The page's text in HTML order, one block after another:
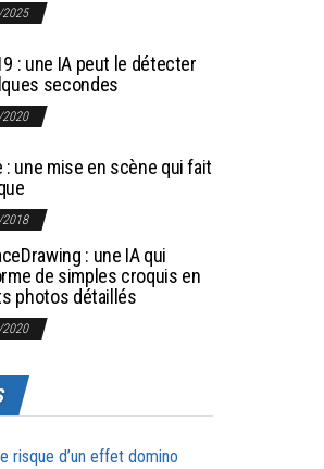
: une IA peut le détecter
secondes
: une mise en scène qui fait
: une IA qui
de simples croquis en
photos détaillés
2020
risque d’un effet domino